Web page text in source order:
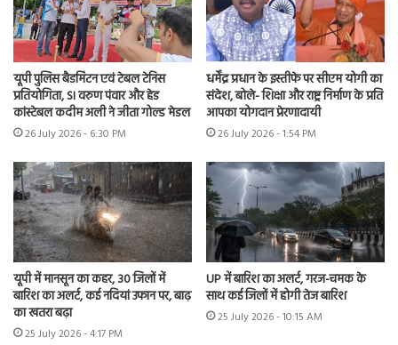
यूपी पुलिस बैडमिंटन एवं टेबल टेनिस
प्रतियोगिता, SI वरुण पंवार और हेड
कांस्टेबल कदीम अली ने जीता गोल्ड मेडल
26 July 2026 - 6:30 PM
धर्मेंद्र प्रधान के इस्तीफे पर सीएम योगी का
संदेश, बोले- शिक्षा और राष्ट्र निर्माण के प्रति
आपका योगदान प्रेरणादायी
26 July 2026 - 1:54 PM
यूपी में मानसून का कहर, 30 जिलों में
बारिश का अलर्ट, कई नदियां उफान पर, बाढ़
का खतरा बढ़ा
25 July 2026 - 4:17 PM
UP में बारिश का अलर्ट, गरज-चमक के
साथ कई जिलों में होगी तेज बारिश
25 July 2026 - 10:15 AM